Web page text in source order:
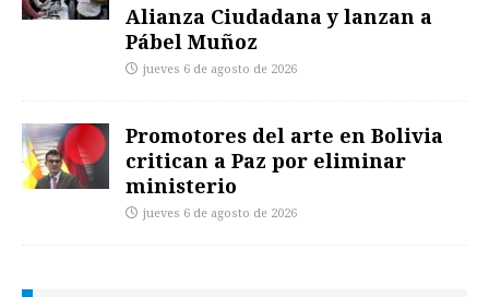
Alianza Ciudadana y lanzan a
Pábel Muñoz
jueves 6 de agosto de 2026
Promotores del arte en Bolivia
critican a Paz por eliminar
ministerio
jueves 6 de agosto de 2026